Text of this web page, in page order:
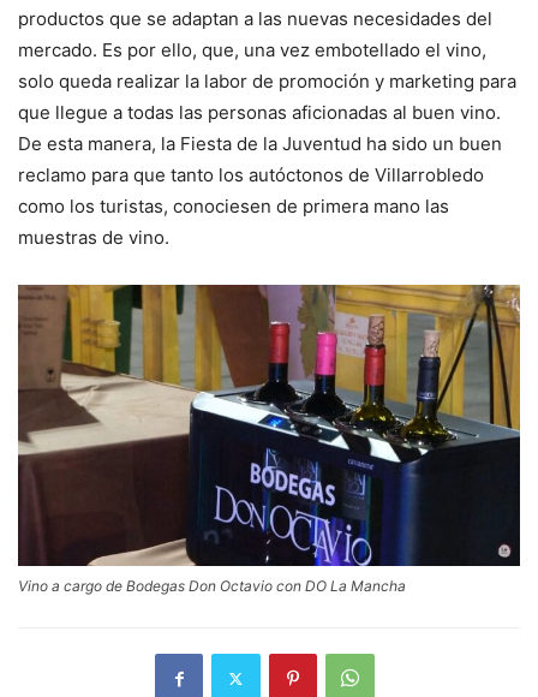
productos que se adaptan a las nuevas necesidades del
mercado. Es por ello, que, una vez embotellado el vino,
solo queda realizar la labor de promoción y marketing para
que llegue a todas las personas aficionadas al buen vino.
De esta manera, la Fiesta de la Juventud ha sido un buen
reclamo para que tanto los autóctonos de Villarrobledo
como los turistas, conociesen de primera mano las
muestras de vino.
Vino a cargo de Bodegas Don Octavio con DO La Mancha